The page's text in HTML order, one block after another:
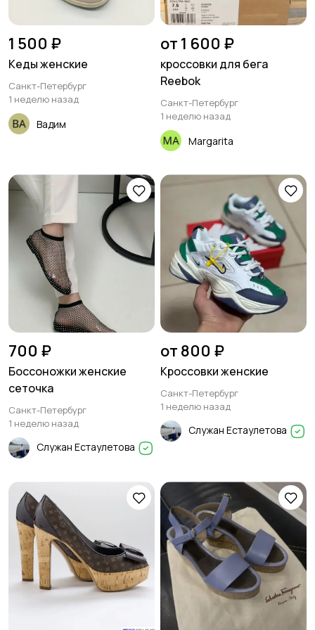
1 500 ₽
Кеды женские
Санкт-Петербург
1 неделю назад
Вадим
от 1 600 ₽
кроссовки для бега
Reebok
Санкт-Петербург
1 неделю назад
Margarita
700 ₽
Боссоножки женские
сеточка
Санкт-Петербург
1 неделю назад
Служан Естаулетова
от 800 ₽
Кроссовки женские
Санкт-Петербург
1 неделю назад
Служан Естаулетова